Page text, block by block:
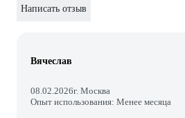
Написать отзыв
Вячеслав
08.02.2026г. Москва
Опыт использования: Менее месяца